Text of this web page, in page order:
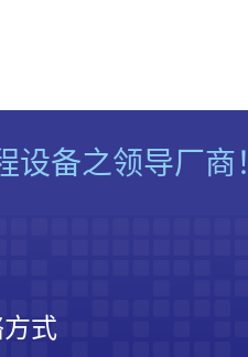
备之领导厂商！
式